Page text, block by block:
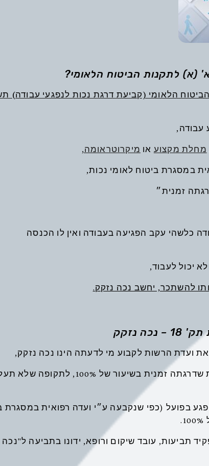
הביטוח הלאומי (קביעת דרגת נכות לנפגעי עבודה)
עבודה,
מחלת מקצוע או מיקרוטראומה,
במסגרת ביטוח לאומי נכות,
זמנית״
כלשהי עקב הפגיעה בעבודה ואין לו הכנסה
יכול לעבוד,
להשתכר, יחשב נכה נזקק.
נזקק
נכות לזמן מוגבל, או נכות שדרגתה זמנית בשיעור של 100%, לתקופה
בפועל (כפי שנקבעה ע״י ועדה רפואית במסגרת
תביעות, עובד שיקום ורופא, ידונו בתביעה ל"נכה